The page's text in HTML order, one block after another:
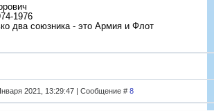
1976
два союзника - это Армия и Флот
2021, 13:29:47 | Сообщение # 8